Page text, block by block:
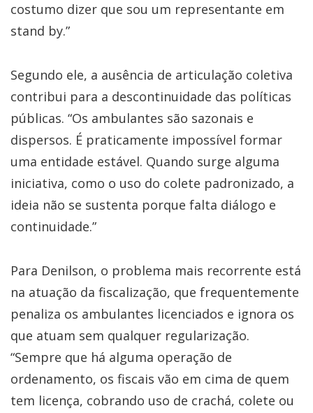
costumo dizer que sou um representante em
stand by.”
Segundo ele, a ausência de articulação coletiva
contribui para a descontinuidade das políticas
públicas. “Os ambulantes são sazonais e
dispersos. É praticamente impossível formar
uma entidade estável. Quando surge alguma
iniciativa, como o uso do colete padronizado, a
ideia não se sustenta porque falta diálogo e
continuidade.”
Para Denilson, o problema mais recorrente está
na atuação da fiscalização, que frequentemente
penaliza os ambulantes licenciados e ignora os
que atuam sem qualquer regularização.
“Sempre que há alguma operação de
ordenamento, os fiscais vão em cima de quem
tem licença, cobrando uso de crachá, colete ou